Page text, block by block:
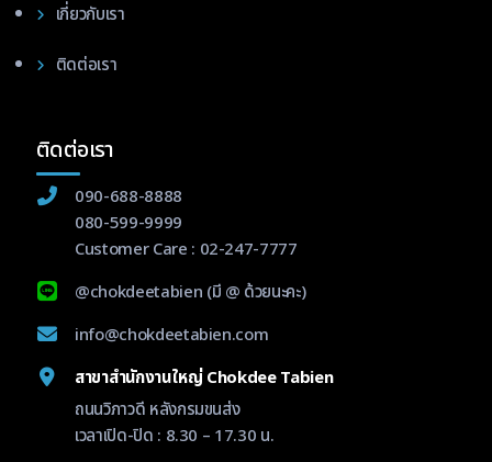
เกี่ยวกับเรา
ติดต่อเรา
ติดต่อเรา
090-688-8888
080-599-9999
Customer Care : 02-247-7777
@chokdeetabien (มี @ ด้วยนะคะ)
info@chokdeetabien.com
สาขาสำนักงานใหญ่ Chokdee Tabien
ถนนวิภาวดี หลังกรมขนส่ง
เวลาเปิด-ปิด : 8.30 – 17.30 น.